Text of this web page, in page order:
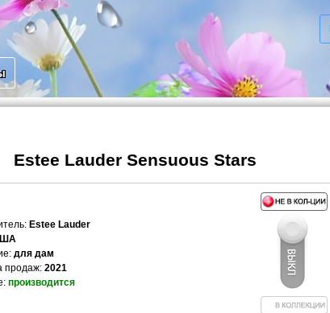
Estee Lauder Sensuous Stars
: Estee Lauder
для дам
продаж: 2021
производится